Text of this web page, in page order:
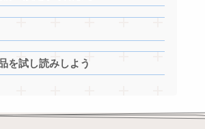
を試し読みしよう